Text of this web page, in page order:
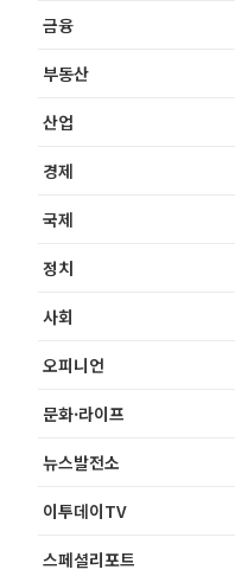
금융
부동산
산업
경제
국제
정치
사회
오피니언
문화·라이프
뉴스발전소
이투데이TV
스페셜리포트